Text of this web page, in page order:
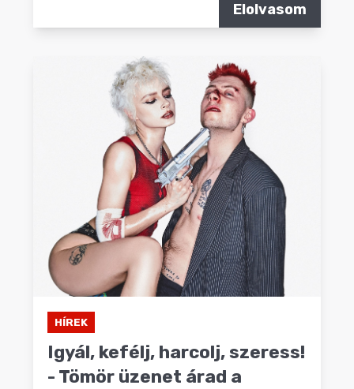
Elolvasom
HÍREK
Igyál, kefélj, harcolj, szeress!
- Tömör üzenet árad a